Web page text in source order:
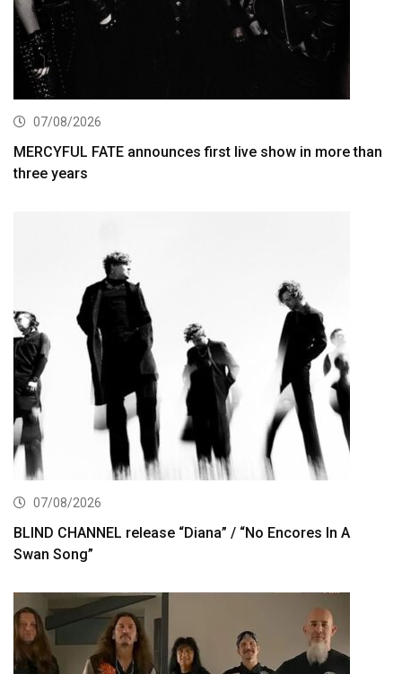
07/08/2026
MERCYFUL FATE announces first live show in more than
three years
07/08/2026
BLIND CHANNEL release “Diana” / “No Encores In A
Swan Song”